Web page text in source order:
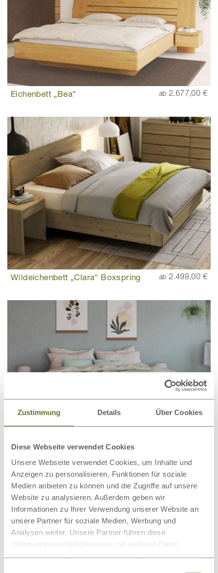
Zustimmung Details Über Cookies
Diese Webseite verwendet Cookies
Unsere Webseite verwendet Cookies, um Inhalte und
Anzeigen zu personalisieren, Funktionen für soziale
Medien anbieten zu können und die Zugriffe auf unsere
Website zu analysieren. Außerdem geben wir
Informationen zu Ihrer Verwendung unserer Website an
unsere Partner für soziale Medien, Werbung und
Analysen weiter. Unsere Partner führen diese
Informationen möglicherweise mit weiteren Daten
zusammen, die Sie ihnen bereitgestellt haben oder die
Eichenbett „Bea“ ab 2.677,00 €
Wildeichenbett „Clara“ Boxspring ab 2.498,00 €
Eichenbett „Frida“ ab1.164,00 €